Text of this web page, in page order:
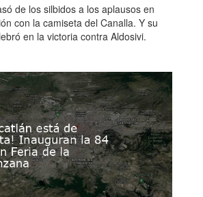
de los silbidos a los aplausos en
con la camiseta del Canalla. Y su
en la victoria contra Aldosivi.